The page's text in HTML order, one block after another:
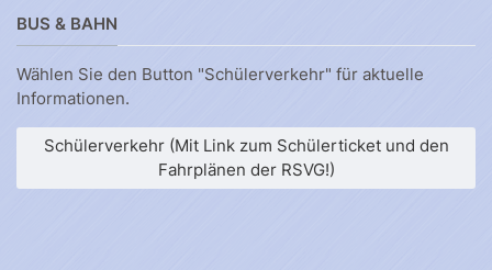
BUS & BAHN
Wählen Sie den Button "Schülerverkehr" für aktuelle
Informationen.
Schülerverkehr (Mit Link zum Schülerticket und den
Fahrplänen der RSVG!)